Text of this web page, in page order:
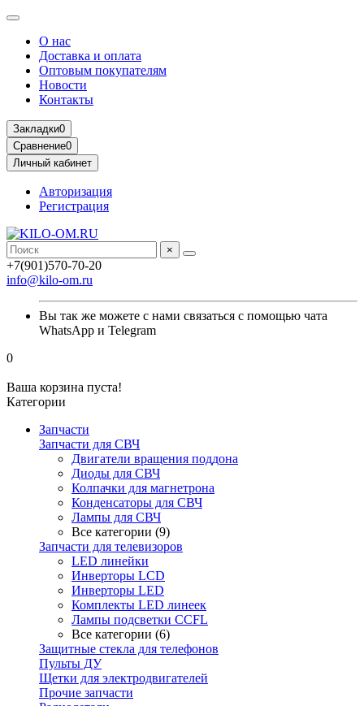
О нас
Доставка и оплата
Оптовым покупателям
Новости
Контакты
Закладки0
Сравнение0
Личный кабинет
Авторизация
Регистрация
×
+7(901)570-70-20
info@kilo-om.ru
Вы так же можете с нами связаться с помощью чата
WhatsApp и Telegram
0
Ваша корзина пуста!
Категории
Запчасти
Запчасти для СВЧ
Двигатели вращения поддона
Диоды для СВЧ
Колпачки для магнетрона
Конденсаторы для СВЧ
Лампы для СВЧ
Все категории (9)
Запчасти для телевизоров
LED линейки
Инверторы LCD
Инверторы LED
Комплекты LED линеек
Лампы подсветки CCFL
Все категории (6)
Защитные стекла для телефонов
Пульты ДУ
Щетки для электродвигателей
Прочие запчасти